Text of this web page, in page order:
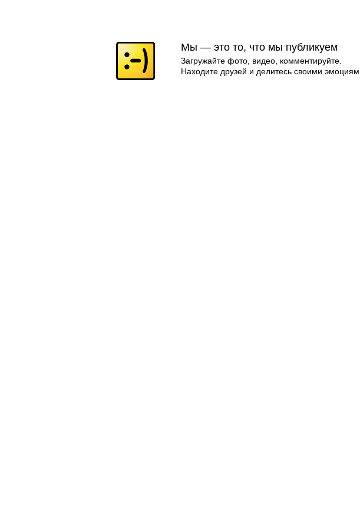
Мы — это то, что мы публикуем
Загружайте фото, видео, комментируйте.
Находите друзей и делитесь своими